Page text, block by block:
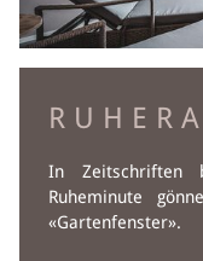
In Zeitschriften
Ruheminute
«Gartenfenster».